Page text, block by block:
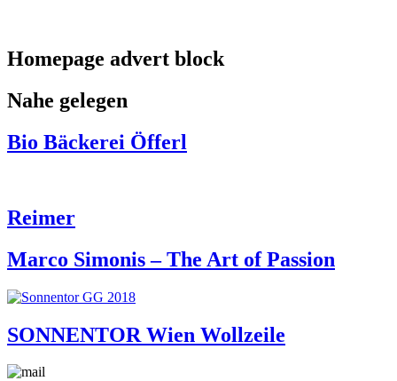
Homepage advert block
Nahe gelegen
Bio Bäckerei Öfferl
Reimer
Marco Simonis – The Art of Passion
SONNENTOR Wien Wollzeile